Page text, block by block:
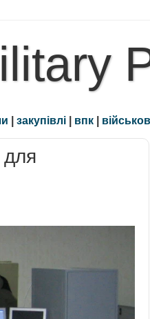
| закупівлі | впк |